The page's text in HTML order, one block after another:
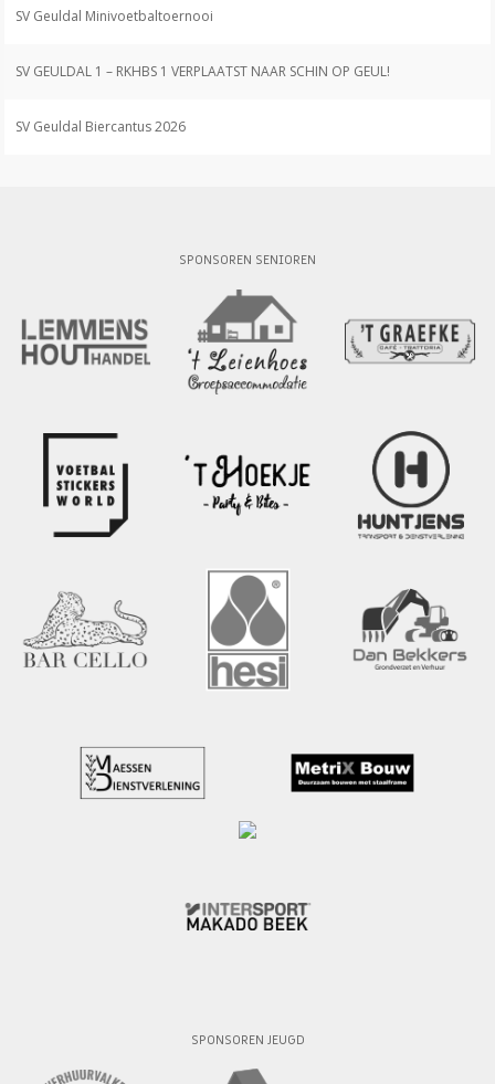
SV Geuldal Minivoetbaltoernooi
SV GEULDAL 1 – RKHBS 1 VERPLAATST NAAR SCHIN OP GEUL!
SV Geuldal Biercantus 2026
SPONSOREN SENIOREN
SPONSOREN JEUGD